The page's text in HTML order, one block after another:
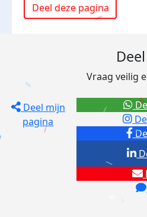
Deel deze pagina
Deel mijn
pagina
Vraag veilig